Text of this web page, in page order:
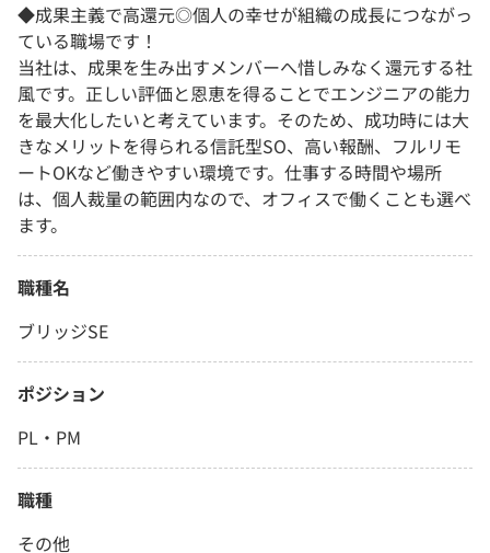
◆成果主義で高還元◎個人の幸せが組織の成長につながっ
ている職場です！
当社は、成果を生み出すメンバーへ惜しみなく還元する社
風です。正しい評価と恩恵を得ることでエンジニアの能力
を最大化したいと考えています。そのため、成功時には大
きなメリットを得られる信託型SO、高い報酬、フルリモ
ートOKなど働きやすい環境です。仕事する時間や場所
は、個人裁量の範囲内なので、オフィスで働くことも選べ
ます。
職種名
ブリッジSE
ポジション
PL・PM
職種
その他